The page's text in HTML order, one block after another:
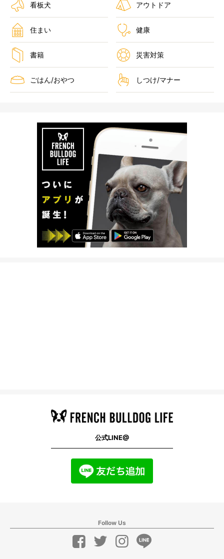
看板犬 アウトドア
住まい 健康
書籍 災害対策
ごはん/おやつ しつけ/マナー
公式LINE@
Follow Us